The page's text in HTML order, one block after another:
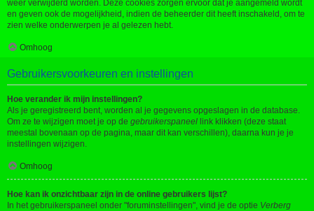
weer verwijderd worden. Deze cookies zorgen ervoor dat je aangemeld wordt
en geven ook de mogelijkheid, indien de beheerder dit heeft inschakeld, om te
zien welke onderwerpen je al gelezen hebt.
Omhoog
Gebruikersvoorkeuren en instellingen
Hoe verander ik mijn instellingen?
Als je geregistreerd bent, worden al je gegevens opgeslagen in de database.
Om ze te wijzigen moet je op de gebruikerspaneel link klikken (deze staat
meestal bovenaan op de pagina, maar dit kan verschillen), daarna kun je je
instellingen wijzigen.
Omhoog
Hoe kan ik onzichtbaar zijn in de online gebruikers lijst?
In het gebruikerspaneel onder "foruminstellingen", vind je de optie Verberg